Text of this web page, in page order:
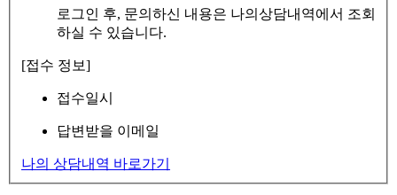
로그인 후, 문의하신 내용은 나의상담내역에서 조회
하실 수 있습니다.
[접수 정보]
접수일시
답변받을 이메일
나의 상담내역 바로가기